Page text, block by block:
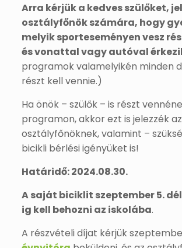
Arra kérjük a kedves szülőket,
osztályfőnök számára, hogy
melyik sporteseményen vesz
és vonattal vagy autóval
programok valamelyikén minden
részt kell vennie.)
Ha önök – szülők – is részt
programon, akkor ezt is jelezzék az
osztályfőnöknek, valamint –
bicikli bérlési igényüket is!
Határidő: 2024.08.30.
A saját biciklit szeptember 5.
ig kell behozni az iskolába.
A részvételi díjat kérjük